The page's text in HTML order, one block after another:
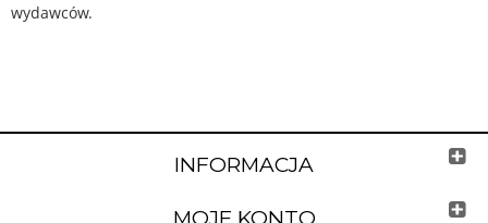
wydawców.
INFORMACJA